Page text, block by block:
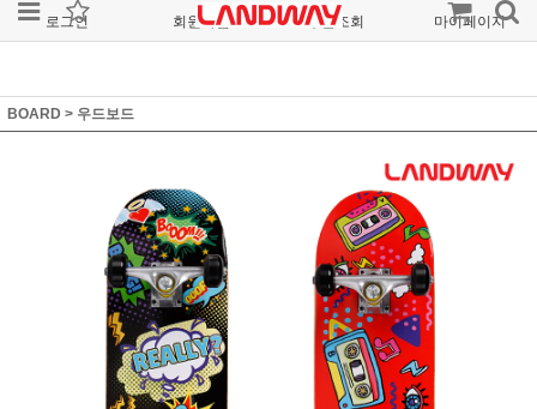
로그인 회원가입 주문조회 마이페이지
BOARD > 우드보드